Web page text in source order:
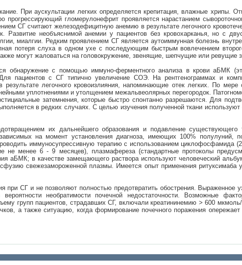
При аускультации легких определяется крепитация, влажные хрипы.
гломерулонефрит проявляется нарастанием
СГ считают железодефицитную анемию в результате легочного
необъяснимой анемии у пациентов без кровохарканья, но с
миалгии. Редким проявлением СГ является аутоиммунная болезнь
потеря слуха в одном ухе с последующим быстрым вовлечением
могут жаловаться на головокружение, звенящие, шепчущие или ревущие
обнаружение с помощью иммуно-ферментного анализа в крови аБМК
пациентов с СГ типично увеличение СОЭ. На рентгенограммах и
легочного кровоизлияния, напоминающие отек легких. По мере
уплотнениями и утолщением межальвеолярных перегородок.
затемнения, которые быстро спонтанно разрешаются. Для
в редких случаях. С целью изучения полученной ткани используют
их дальнейшего образования и подавление существующего
на момент установления диагноза, имеющих 100% полулуний,
иммуносупрессивную терапию с использованием циклофосфамида
не менее 6 - 9 месяцев), плазмафереза (стандартные протоколы
аБМК; в качестве замещающего раствора используют человеческий
свежезамороженной плазмы. Имеется опыт применения ритуксимаба
СГ и не позволяют полностью предотвратить обострения. Выраженное
необратимости почечной недостаточности. Возможные
групп пациентов, страдавших СГ, включали креатининемию > 600
а также ситуацию, когда формирование почечного поражения опережает